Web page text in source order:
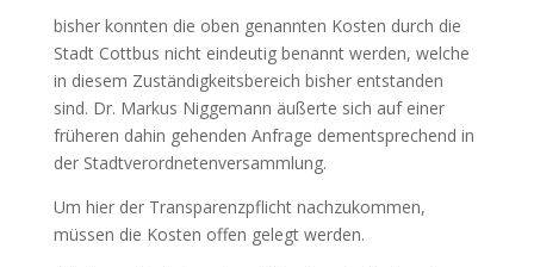
bisher konnten die oben genannten Kosten durch die
Stadt Cottbus nicht eindeutig benannt werden, welche
in diesem Zuständigkeitsbereich bisher entstanden
sind. Dr. Markus Niggemann äußerte sich auf einer
früheren dahin gehenden Anfrage dementsprechend in
der Stadtverordnetenversammlung.
Um hier der Transparenzpflicht nachzukommen,
müssen die Kosten offen gelegt werden.